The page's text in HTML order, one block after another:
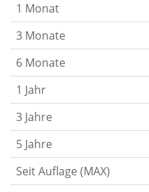
1 Monat
3 Monate
6 Monate
1 Jahr
3 Jahre
5 Jahre
Seit Auflage (MAX)